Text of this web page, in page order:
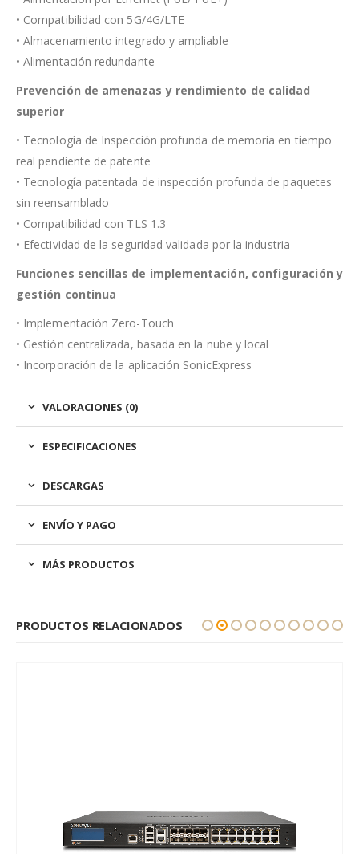
• Compatibilidad con 5G/4G/LTE
• Almacenamiento integrado y ampliable
• Alimentación redundante
Prevención de amenazas y rendimiento de calidad
superior
• Tecnología de Inspección profunda de memoria en tiempo
real pendiente de patente
• Tecnología patentada de inspección profunda de paquetes
sin reensamblado
• Compatibilidad con TLS 1.3
• Efectividad de la seguridad validada por la industria
Funciones sencillas de implementación, configuración y
gestión continua
• Implementación Zero-Touch
• Gestión centralizada, basada en la nube y local
• Incorporación de la aplicación SonicExpress
VALORACIONES (0)
ESPECIFICACIONES
DESCARGAS
ENVÍO Y PAGO
MÁS PRODUCTOS
PRODUCTOS RELACIONADOS